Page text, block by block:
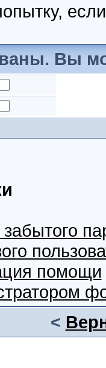
Вы
помощи
<